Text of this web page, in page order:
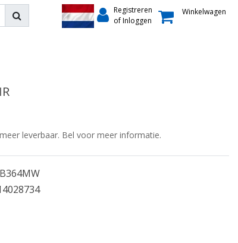
Registreren
of Inloggen
Winkelwagen
leverbaar. Bel voor meer informatie.